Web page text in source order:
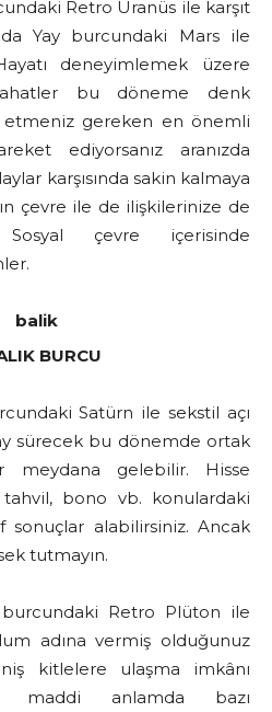
Retro Uranüs ile karşıt
Yay burcundaki Mars ile
deneyimlemek üzere
bu döneme denk
gereken en önemli
ediyorsanız aranızda
karşısında sakin kalmaya
çevre ile de ilişkilerinize de
çevre içerisinde
BURCU
Satürn ile sekstil açı
sürecek bu dönemde ortak
meydana gelebilir. Hisse
bono vb. konulardaki
sonuçlar alabilirsiniz. Ancak
tutmayın.
Retro Plüton ile
adına vermiş olduğunuz
kitlelere ulaşma imkânı
maddi anlamda bazı